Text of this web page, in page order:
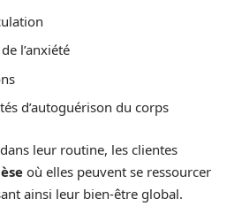
l’anxiété
d’autoguérison du corps
leur routine, les clientes
où elles peuvent se ressourcer
ainsi leur bien-être global.